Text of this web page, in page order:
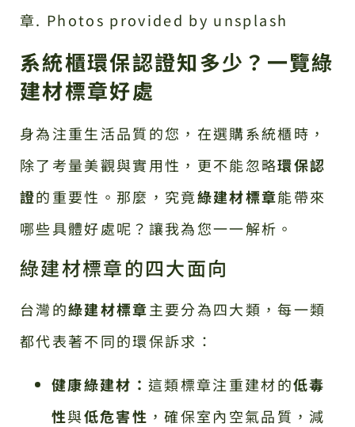
章. Photos provided by unsplash
系統櫃環保認證知多少？一覽綠
建材標章好處
身為注重生活品質的您，在選購系統櫃時，
除了考量美觀與實用性，更不能忽略環保認
證的重要性。那麼，究竟綠建材標章能帶來
哪些具體好處呢？讓我為您一一解析。
綠建材標章的四大面向
台灣的綠建材標章主要分為四大類，每一類
都代表著不同的環保訴求：
健康綠建材：這類標章注重建材的低毒
性與低危害性 ，確保室內空氣品質，減